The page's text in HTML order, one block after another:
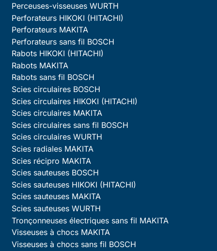
Perceuses-visseuses WURTH
Perforateurs HIKOKI (HITACHI)
Perforateurs MAKITA
Perforateurs sans fil BOSCH
Rabots HIKOKI (HITACHI)
Rabots MAKITA
Rabots sans fil BOSCH
Scies circulaires BOSCH
Scies circulaires HIKOKI (HITACHI)
Scies circulaires MAKITA
Scies circulaires sans fil BOSCH
Scies circulaires WURTH
Scies radiales MAKITA
Scies récipro MAKITA
Scies sauteuses BOSCH
Scies sauteuses HIKOKI (HITACHI)
Scies sauteuses MAKITA
Scies sauteuses WURTH
Tronçonneuses électriques sans fil MAKITA
Visseuses à chocs MAKITA
Visseuses à chocs sans fil BOSCH